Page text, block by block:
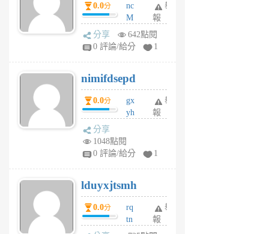
0.0分
nc
M
U
F
U
5
個
月
舉
報
分享
642點閱
0 評論/給分
1
nimifdsepd
0.0分
gx
yh
jl
月
前
舉
報
分享
1048點閱
0 評論/給分
1
lduyxjtsmh
0.0分
rq
tn
jt
舉
報